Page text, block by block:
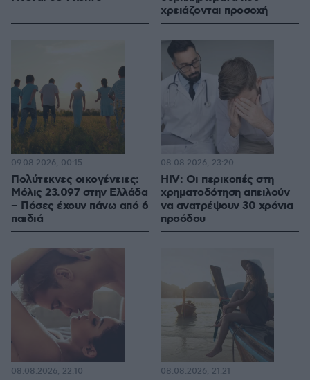
χρειάζονται προσοχή
Πολύτεκνες οικογένειες:
Μόλις 23.097 στην Ελλάδα
– Πόσες έχουν πάνω από 6
παιδιά
09.08.2026, 00:15
HIV: Οι περικοπές στη
χρηματοδότηση απειλούν
να ανατρέψουν 30 χρόνια
προόδου
08.08.2026, 23:20
08.08.2026, 22:10 08.08.2026, 21:21